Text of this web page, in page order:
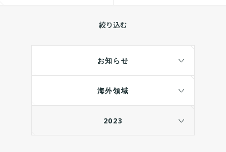
絞り込む
お知らせ
海外領域
2023